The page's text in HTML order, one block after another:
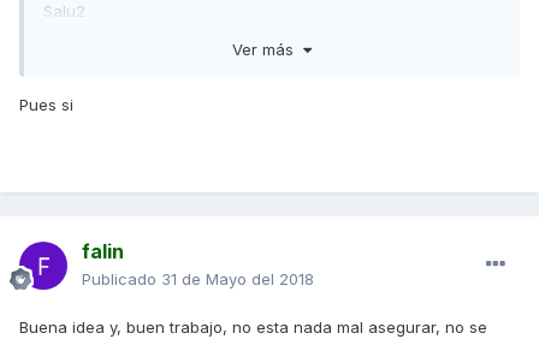
Salu2
Ver más
Pues si
falin
Publicado 31 de Mayo del 2018
Buena idea y, buen trabajo, no esta nada mal asegurar, no se